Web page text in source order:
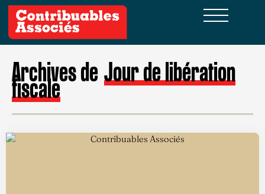
Archives de Jour de libération
fiscale